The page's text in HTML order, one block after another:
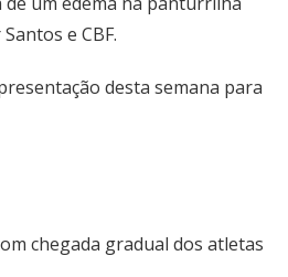
e CBF.
desta semana para
chegada gradual dos atletas